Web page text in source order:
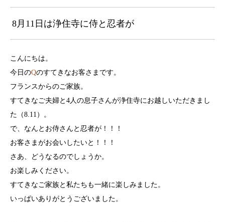
8月11日は浄住寺に侍と忍者が
こんにちは。
今日のQのすてきなお客さまです。
フランスからのご家族。
すてきなご夫婦と4人の息子さんが浄住寺にお越しいただきまし
た（8.11）。
で、なんとお侍さんと忍者が！！！
お客さまがお会いしたいと！！！
さあ、どうなるのでしょうか。
お楽しみください。
すてきなご家族と私たちも一緒に楽しみました。
いっぱいありがとうございました。